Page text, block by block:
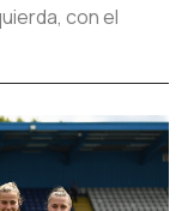
con el